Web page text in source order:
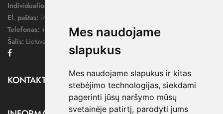
Mes naudojame
slapukus
Mes naudojame slapukus ir kitas
stebėjimo technologijas, siekdami
pagerinti jūsų naršymo mūsų
svetainėje patirtį, parodyti jums
Individualios veiklos pažymos nr.:
El. paštas: info@dressify.lt
Telefonas: +370 676 78578
Šalis: Lietuva
KONTAKTAI